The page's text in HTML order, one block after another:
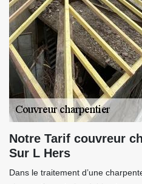
Notre Tarif couvreur
Sur L Hers
Dans le traitement d’une